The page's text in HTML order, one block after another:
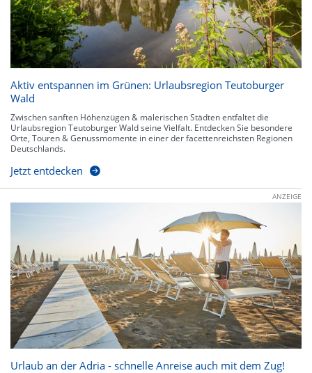
Aktiv entspannen im Grünen: Urlaubsregion Teutoburger
Wald
Zwischen sanften Höhenzügen & malerischen Städten entfaltet die
Urlaubsregion Teutoburger Wald seine Vielfalt. Entdecken Sie besondere
Orte, Touren & Genussmomente in einer der facettenreichsten Regionen
Deutschlands.
Jetzt entdecken
ANZEIGE
Urlaub an der Adria - schnelle Anreise auch mit dem Zug!